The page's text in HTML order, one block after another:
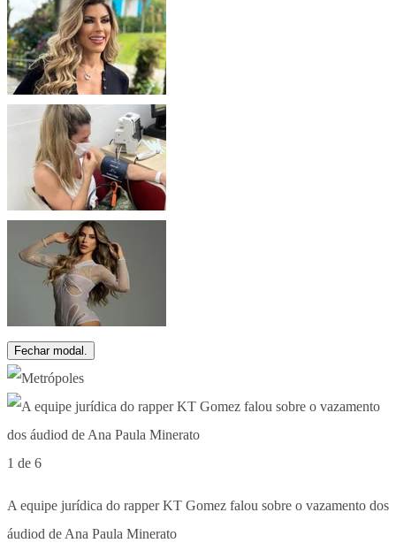
Fechar modal.
1 de 6
A equipe jurídica do rapper KT Gomez falou sobre o vazamento dos
áudiod de Ana Paula Minerato